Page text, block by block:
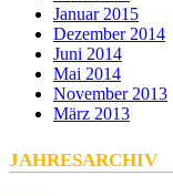
Januar 2015
Dezember 2014
Juni 2014
Mai 2014
November 2013
März 2013
JAHRESARCHIV